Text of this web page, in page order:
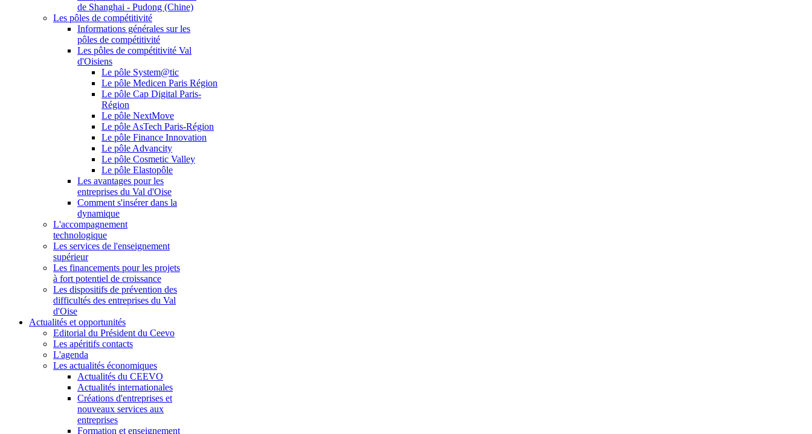
de Shanghai - Pudong (Chine)
Les pôles de compétitivité
Informations générales sur les
pôles de compétitivité
Les pôles de compétitivité Val
d'Oisiens
Le pôle System@tic
Le pôle Medicen Paris Région
Le pôle Cap Digital Paris-
Région
Le pôle NextMove
Le pôle AsTech Paris-Région
Le pôle Finance Innovation
Le pôle Advancity
Le pôle Cosmetic Valley
Le pôle Elastopôle
Les avantages pour les
entreprises du Val d'Oise
Comment s'insérer dans la
dynamique
L'accompagnement
technologique
Les services de l'enseignement
supérieur
Les financements pour les projets
à fort potentiel de croissance
Les dispositifs de prévention des
difficultés des entreprises du Val
d'Oise
Actualités et opportunités
Editorial du Président du Ceevo
Les apéritifs contacts
L'agenda
Les actualités économiques
Actualités du CEEVO
Actualités internationales
Créations d'entreprises et
nouveaux services aux
entreprises
Formation et enseignement